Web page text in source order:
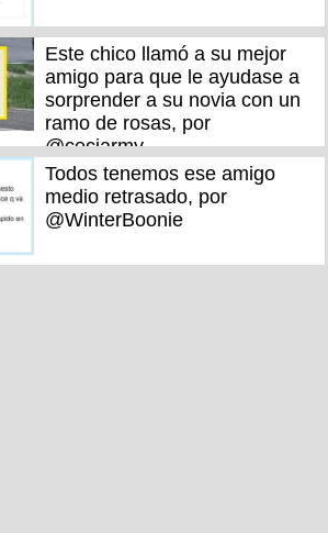
Este chico llamó a su mejor
amigo para que le ayudase a
sorprender a su novia con un
ramo de rosas, por
@ceciarmy
Todos tenemos ese amigo
medio retrasado, por
@WinterBoonie